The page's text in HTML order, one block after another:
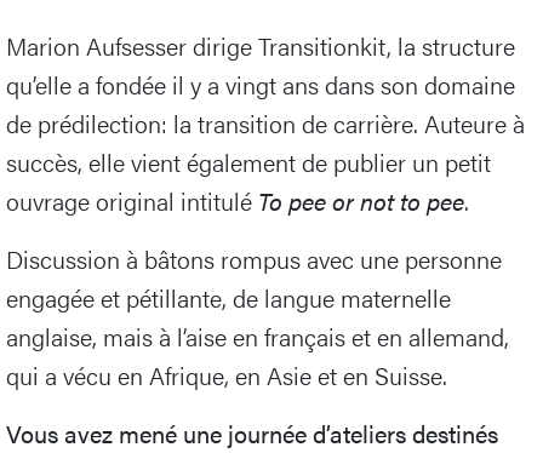
Marion Aufsesser dirige Transitionkit, la structure
qu’elle a fondée il y a vingt ans dans son domaine
de prédilection: la transition de carrière. Auteure à
succès, elle vient également de publier un petit
ouvrage original intitulé To pee or not to pee.
Discussion à bâtons rompus avec une personne
engagée et pétillante, de langue maternelle
anglaise, mais à l’aise en français et en allemand,
qui a vécu en Afrique, en Asie et en Suisse.
Vous avez mené une journée d’ateliers destinés